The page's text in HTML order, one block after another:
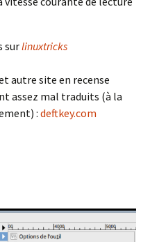
surlinuxtricks
autre site en recense
assez mal traduits (à la
: deftkey.com